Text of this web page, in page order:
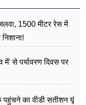
1500 मीटर रेस में
में' से पर्यावरण दिवस पर
का वीडी सतीशन यूं